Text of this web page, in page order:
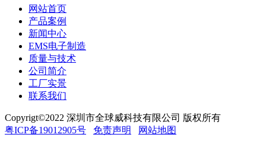
网站首页
产品案例
新闻中心
EMS电子制造
质量与技术
公司简介
工厂实景
联系我们
Copyrigt©2022 深圳市全球威科技有限公司 版权所有
粤ICP备19012905号
免责声明 网站地图